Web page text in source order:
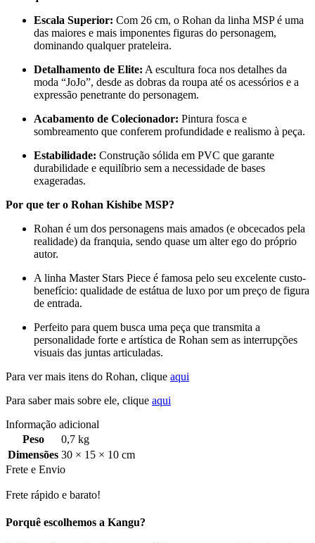
Escala Superior: Com 26 cm, o Rohan da linha MSP é uma
das maiores e mais imponentes figuras do personagem,
dominando qualquer prateleira.
Detalhamento de Elite: A escultura foca nos detalhes da
moda “JoJo”, desde as dobras da roupa até os acessórios e a
expressão penetrante do personagem.
Acabamento de Colecionador: Pintura fosca e
sombreamento que conferem profundidade e realismo à peça.
Estabilidade: Construção sólida em PVC que garante
durabilidade e equilíbrio sem a necessidade de bases
exageradas.
Por que ter o Rohan Kishibe MSP?
Rohan é um dos personagens mais amados (e obcecados pela
realidade) da franquia, sendo quase um alter ego do próprio
autor.
A linha Master Stars Piece é famosa pelo seu excelente custo-
benefício: qualidade de estátua de luxo por um preço de figura
de entrada.
Perfeito para quem busca uma peça que transmita a
personalidade forte e artística de Rohan sem as interrupções
visuais das juntas articuladas.
Para ver mais itens do Rohan, clique aqui
Para saber mais sobre ele, clique aqui
Informação adicional
Peso
0,7 kg
Dimensões 30 × 15 × 10 cm
Frete e Envio
Frete rápido e barato!
Porquê escolhemos a Kangu?